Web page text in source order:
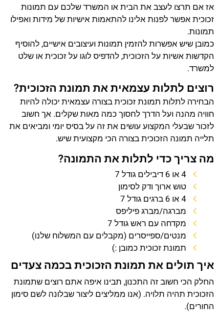
אז אם תרצו לעצב את הבית או המשרד שלכם עם תמונות
זכוכית אפשר לפנות אלינו להתאמות אישיות של מידות ואפילו
תמונות.
כמובן שיש אפשרות להזמין תמונות ועיצובים אישיים, להוסיף
הקדשות אשיות על הזכוכית, להדפיס לוגו על זכוכית או שלט
למשרד.
רוצים לתלות עצמאית את תמונת הזכוכית?
הבחירה לתלות תמונת זכוכית בצורה עצמאית יכולה להיות
חוויה מהנה ועל הדרך לחסוך כמה מאות שקלים. אך חשוב
לזכור שבעלי המקצוע עושים את זה על בסיס יומי ומביאים את
תלייה תמונה הזכוכית בצורה הכי מקצועית שיש.
מה צריך כדי לתלות את התמונה?
4 או 6 דיבילים גודל 7
טוש ארוך ודק לסימון
4 או 6 ברגים גודל 7
מברגה/מברג פיליפס
מקדחה עם ראש גודל 7
מנטים/ספייסרים (מקבלים עם המשלוח שלנו)
תמונת זכוכית כמובן :)
איך תולים את תמונת הזכוכית בכמה צעדים
החלק הכי חשוב זה התכנון, תבינו איפה אתם רוצים שתמונת
הזכוכית תהיה תלויה. (אנו ממליצים ליצור שבלונה לשם סימון
החורים).